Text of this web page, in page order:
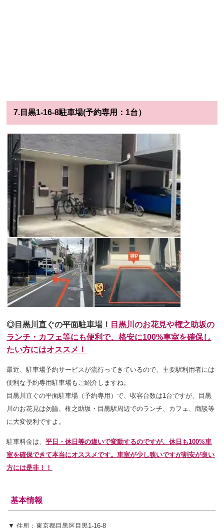
7.目黒1-16-8駐車場(予約専用：1台）
◎目黒川直ぐの平面駐車場！ 目黒川のお花見や権之助坂の
ランチ・カフェ等にも便利で、格安に100%車室を確保し
たい方にはオススメ！
最近、駐車場予約サービスが流行ってきているので、主要駅利用者には
便利な予約専用駐車場もご紹介しますね。
目黒川直ぐの平面駐車場（予約専用）で、収容台数は1台ですが、目黒
川のお花見は勿論、権之助坂・目黒駅周辺でのランチ、カフェ、商談等
に大変便利ですよ。
駐車料金は、平日・休日等の違いで変動するのですが、休日も100%車
室を確保できて本当にオススメです。車室が少し狭いですが割安が良い
方には是非！！
基本情報
▼ 住所：東京都目黒区目黒1-16-8